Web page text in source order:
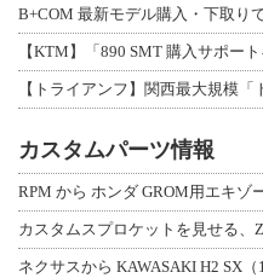
【KTM】「890 SMT 購入サポー
カスタムパーツ情報
ネクサスから KAWASAKI H2 SX